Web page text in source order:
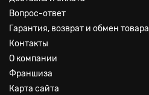
Вопрос-ответ
Гарантия, возврат и обмен товара
Контакты
О компании
Франшиза
Карта сайта